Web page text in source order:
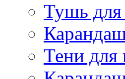
Тушь для
Тени для